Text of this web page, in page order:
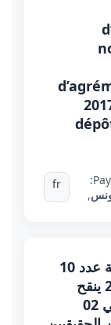
,
fr
قرار اللجنة التونسية للتحاليل المالية عدد 10
لسنة 2018 المؤرخ ي 8 جوان 2018 ينقح
القرار عدد 3 لسنة 2017 المؤرخ في 02